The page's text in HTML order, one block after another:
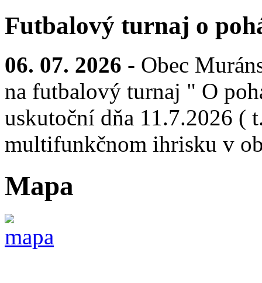
Futbalový turnaj o
06. 07. 2026 - Obec
na futbalový turnaj " O
uskutoční dňa 11.7.2026 (
multifunkčnom ihrisku v
Mapa